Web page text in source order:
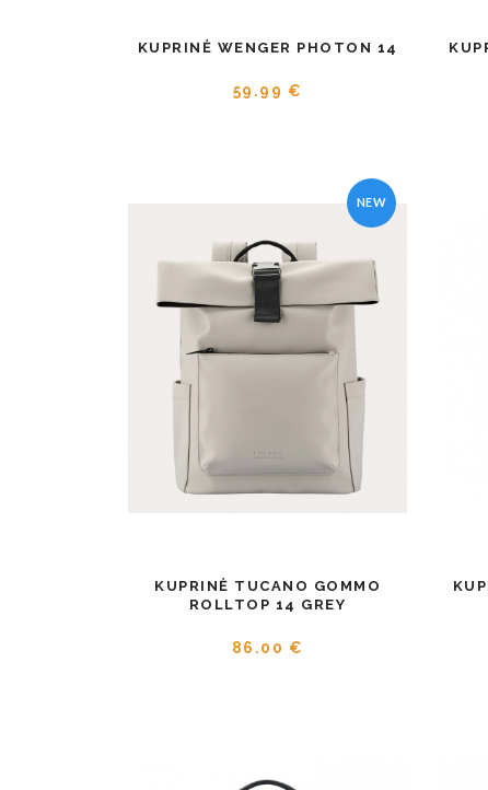
KUPRINĖ WENGER PHOTON 14
59.99 €
NEW
KUPRINĖ TUCANO GOMMO
ROLLTOP 14 GREY
86.00 €